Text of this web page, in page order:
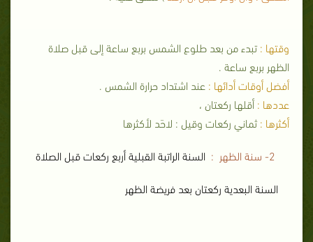
وقتها : تبدء من بعد طلوع الشمس بربع ساعة إلى قبل صلاة
الظهر بربع ساعة .
أفضل أوقات أدائها : عند اشتداد حرارة الشمس .
عددها : أقلها ركعتان ،
أكثرها : ثماني ركعات وقيل : لاحَد لأكثرها
السنة الراتبة القبلية أربع ركعات قبل الصلاة
السنة البعدية ركعتان بعد فريضة الظهر